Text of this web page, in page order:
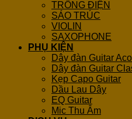
TRỐNG ĐIỆN
SÁO TRÚC
VIOLIN
SAXOPHONE
PHỤ KIỆN
Dây đàn Guitar
Dây đàn Guitar
Kẹp Capo Guitar
Dầu Lau Dây
EQ Guitar
Mic Thu Âm